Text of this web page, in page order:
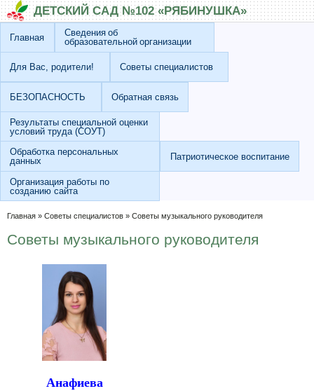
Перейти к основному содержанию
Skip to searchДЕТСКИЙ САД №102 «РЯБИНУШКА»
Главная
Сведения об
образовательной организации
Для Вас, родители! Советы специалистов
БЕЗОПАСНОСТЬ Обратная связь
Результаты специальной оценки
условий труда (СОУТ)
Обработка персональных
данных
Патриотическое воспитание
Организация работы по
созданию сайта
Вы здесь
Главная » Советы специалистов » Советы музыкального руководителя
Советы музыкального руководителя
Анафиева